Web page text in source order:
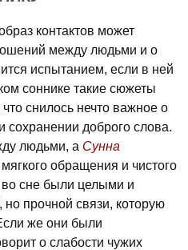
контактов может
между людьми и о
испытанием, если в ней
соннике такие сюжеты
снилось нечто важное о
сохранении доброго слова.
людьми, а Сунна
обращения и чистого
сне были целыми и
прочной связи, которую
же они были
о слабости чужих